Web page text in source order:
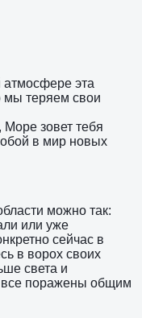
атмосфере эта
мы теряем свои
зовет тебя
в мир новых
можно так:
или уже
сейчас в
в ворох своих
света и
все поражены общим